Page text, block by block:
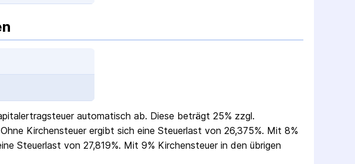
automatisch ab. Diese beträgt 25% zzgl.
Kirchensteuer ergibt sich eine Steuerlast von 26,375%. Mit 8%
Steuerlast von 27,819%. Mit 9% Kirchensteuer in den übrigen